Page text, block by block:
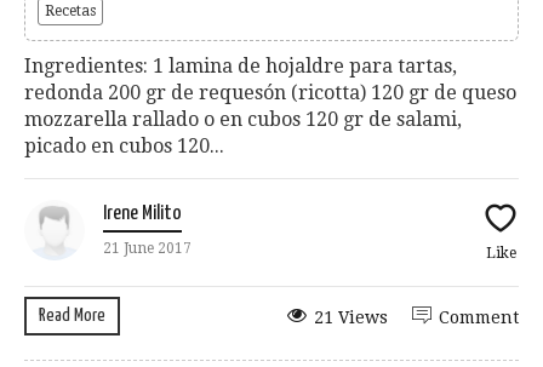
Recetas
Ingredientes: 1 lamina de hojaldre para tartas,
redonda 200 gr de requesón (ricotta) 120 gr de queso
mozzarella rallado o en cubos 120 gr de salami,
picado en cubos 120...
Irene Milito
21 June 2017 Like
Read More Comment
21 Views